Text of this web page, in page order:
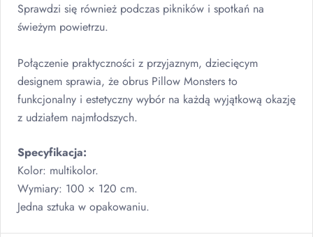
Sprawdzi się również podczas pikników i spotkań na
świeżym powietrzu.
Połączenie praktyczności z przyjaznym, dziecięcym
designem sprawia, że obrus Pillow Monsters to
funkcjonalny i estetyczny wybór na każdą wyjątkową okazję
z udziałem najmłodszych.
Specyfikacja:
Kolor: multikolor.
Wymiary: 100 × 120 cm.
Jedna sztuka w opakowaniu.